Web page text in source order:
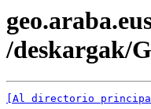
/deskargak/
[Al directorio